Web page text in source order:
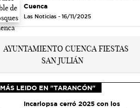
Cuenca
Las Noticias - 16/11/2025
LEIDO EN "TARANCÓN"
Incarlopsa cerró 2025 con los